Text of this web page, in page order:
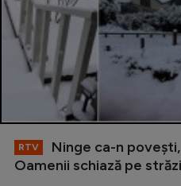
RTV
Ninge ca-n
Oamenii schiază pe străzi